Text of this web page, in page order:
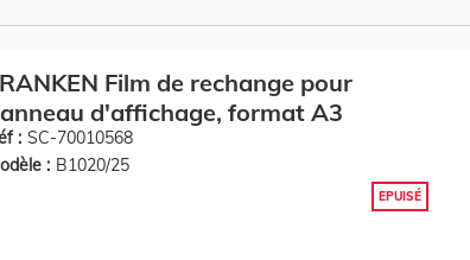
Film de rechange pour
d'affichage, format A3
: SC-70010568
: B1020/25
EPUISÉ